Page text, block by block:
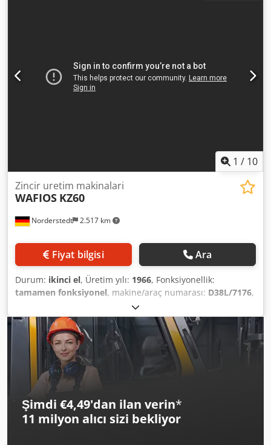
1 / 10
Norderstedt 2.517 km
Zincir uretim makinalari
WAFIOS KZ60
Fiyat bilgisi Ara
Durum: ikinci el, Üretim yılı: 1966, Fonksiyonellik:
tamamen fonksiyonel, makine/araç numarası: D38L/7176,
Teklif numarası: D38L/7176 Makine türü: zincir uretim
makinalari Marka: WAFIOS Tip: KZ60 İmalat yılı: 1966 Tel
çapı aralığı: 2-7 mm Performans adet/dak: 100 Ofis:
Depomuzda Dsdpfowi Sy Ijx Adiock
Şimdi €4,49'dan ilan verin*
11 milyon alıcı sizi bekliyor